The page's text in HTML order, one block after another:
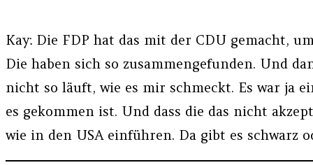
Kay: Die FDP hat das mit der CDU gemacht,
Die haben sich so zusammengefunden. Und
nicht so läuft, wie es mir schmeckt. Es war ja
es gekommen ist. Und dass die das nicht
wie in den USA einführen. Da gibt es schwarz